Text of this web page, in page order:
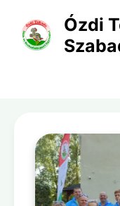
tartalomba
Ózdi